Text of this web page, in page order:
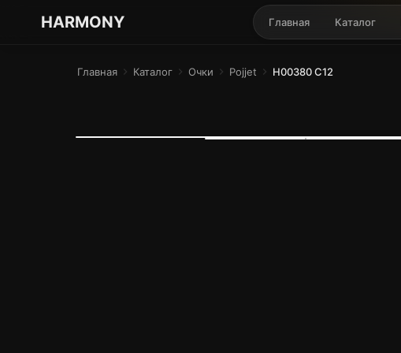
ГАРМОНИЯ ГЛАЗ
HARMONY Главная Каталог
Главная chevron_right Каталог chevron_right Очки chevron_right Pojjet chevron_right H00380 C12